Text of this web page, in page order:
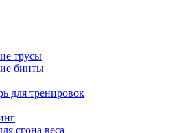
трусы
бинты
для тренировок
сгона веса